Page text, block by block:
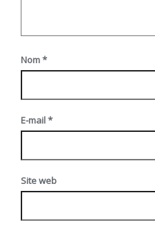
Nom*
E-mail*
Site web